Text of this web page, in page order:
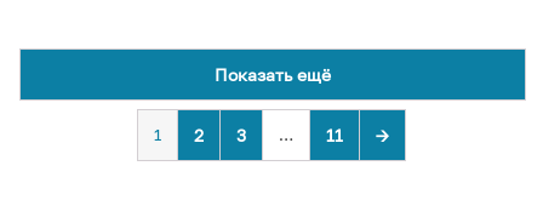
Показать ещё
1 2 3 … 11 →